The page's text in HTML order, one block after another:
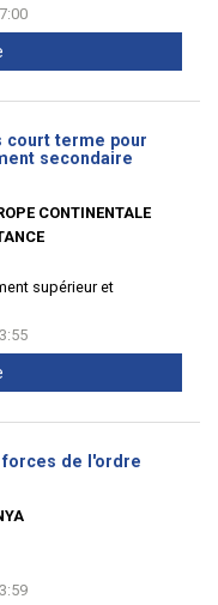
court terme pour
secondaire
CONTINENTALE
supérieur et
forces de l'ordre